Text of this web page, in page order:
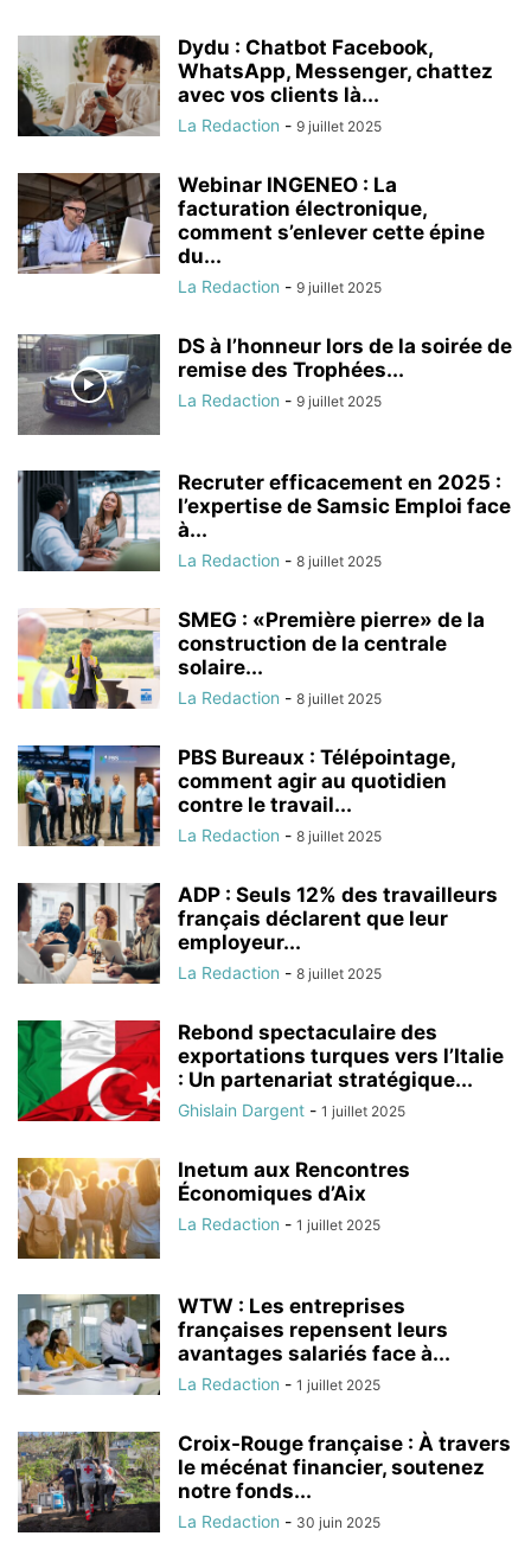
Dydu : Chatbot Facebook,
WhatsApp, Messenger, chattez
avec vos clients là...
La Redaction - 9 juillet 2025
Webinar INGENEO : La
facturation électronique,
comment s’enlever cette épine
du...
La Redaction - 9 juillet 2025
DS à l’honneur lors de la soirée de
remise des Trophées...
La Redaction - 9 juillet 2025
Recruter efficacement en 2025 :
l’expertise de Samsic Emploi face
à...
La Redaction - 8 juillet 2025
SMEG : «Première pierre» de la
construction de la centrale
solaire...
La Redaction - 8 juillet 2025
PBS Bureaux : Télépointage,
comment agir au quotidien
contre le travail...
La Redaction - 8 juillet 2025
ADP : Seuls 12% des travailleurs
français déclarent que leur
employeur...
La Redaction - 8 juillet 2025
Rebond spectaculaire des
exportations turques vers l’Italie
: Un partenariat stratégique...
Ghislain Dargent - 1 juillet 2025
Inetum aux Rencontres
Économiques d’Aix
La Redaction - 1 juillet 2025
WTW : Les entreprises
françaises repensent leurs
avantages salariés face à...
La Redaction - 1 juillet 2025
Croix-Rouge française : À travers
le mécénat financier, soutenez
notre fonds...
La Redaction - 30 juin 2025